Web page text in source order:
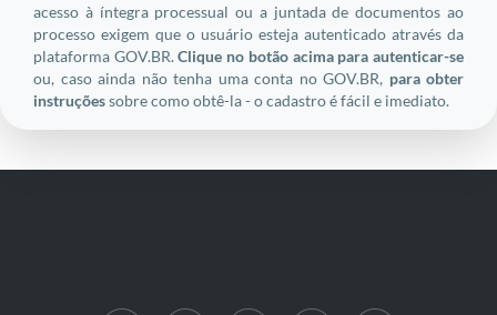
acesso à íntegra processual ou a juntada de documentos ao
processo exigem que o usuário esteja autenticado através da
plataforma GOV.BR.Clique no botão acima para autenticar-se
ou, caso ainda não tenha uma conta no GOV.BR, para obter
instruçõessobre como obtê-la - o cadastro é fácil e imediato.